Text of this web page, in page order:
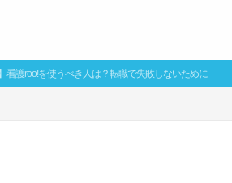
看護roo!を使うべき人は？転職で失敗しないために